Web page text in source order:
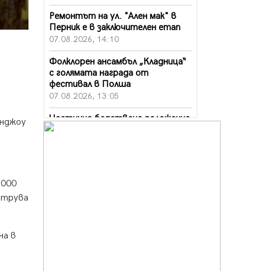
в
Ремонтът на ул. "Ален мак" в
Перник е в заключителен етап
07.08.2026, 14:10
Фолклорен ансамбъл „Кладница“
с голямата награда от
фестивал в Полша
07.08.2026, 13:05
Частично бедствено положение
в Перник заради пропаднал път,